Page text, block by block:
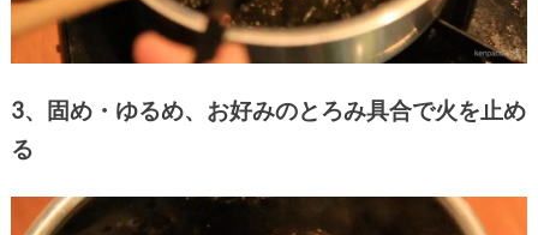
3、固め・ゆるめ、お好みのとろみ具合で火を止め
る